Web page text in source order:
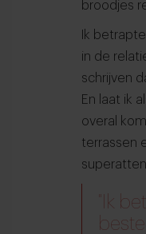
broodjes
Ik
in de
schrijven
En laat ik
overal
terrassen
"Ik